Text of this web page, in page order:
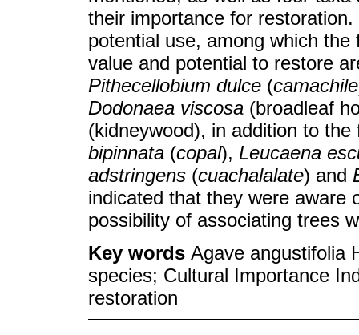
their importance for
potential use, among which
value and potential to restore
Pithecellobium dulce (camachile
Dodonaea viscosa (broadleaf
(kidneywood), in addition to
bipinnata (copal), Leucaena
adstringens (cuachalalate) and
indicated that they were aware
possibility of associating trees
Key words Agave angustifolia
species; Cultural Importance
restoration